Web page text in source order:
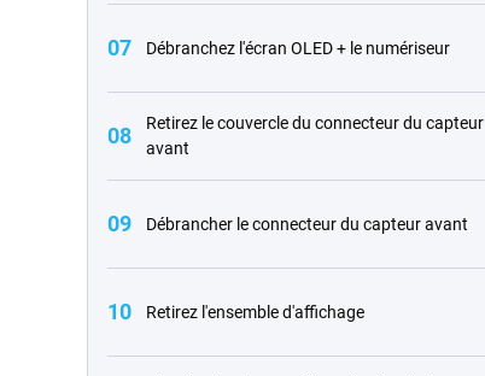
07 Débranchez l'écran OLED + le numériseur
08
Retirez le couvercle du connecteur du capteur
avant
09 Débrancher le connecteur du capteur avant
10 Retirez l'ensemble d'affichage